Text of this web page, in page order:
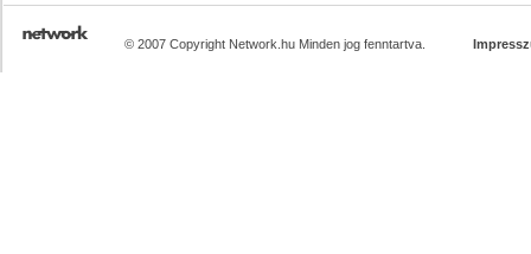
© 2007 Copyright Network.hu Minden jog fenntartva.